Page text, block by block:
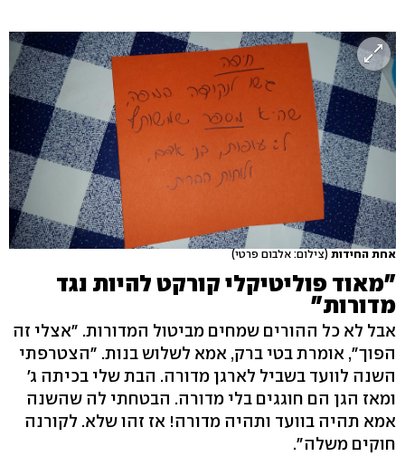
אחת החידות (צילום: אלבום פרטי)
"מאוד פוליטיקלי קורקט להיות נגד
מדורות"
אבל לא כל ההורים שמחים מביטול המדורות. "אצלי זה
הפוך", אומרת בטי ברק, אמא לשלוש בנות. "הצטרפתי
השנה לוועד בשביל לארגן מדורה. הבת שלי בכיתה ג'
ומאז הגן הם חוגגים בלי מדורה. הבטחתי לה שהשנה
אמא תהיה בוועד ותהיה מדורה! אז זהו שלא. לקורנה
חוקים משלה".